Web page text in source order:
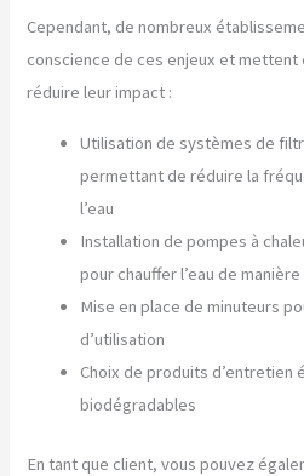
Cependant, de nombreux
conscience de ces enjeux et
réduire leur impact :
Utilisation de systèmes de
permettant de réduire la
l’eau
Installation de pompes à
pour chauffer l’eau de
Mise en place de minuteurs
d’utilisation
Choix de produits d’entretien
biodégradables
En tant que client, vous pouvez